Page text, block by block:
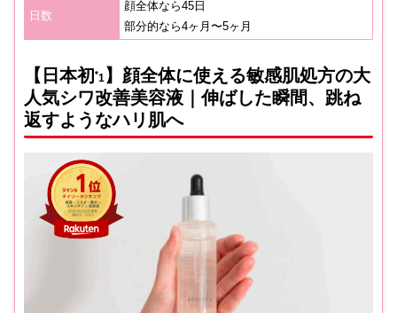
日数
顔全体なら45日
部分的なら4ヶ月〜5ヶ月
【日本初 *1 】顔全体に使える敏感肌処方の大
人気シワ改善美容液｜伸ばした瞬間、跳ね
返すようなハリ肌へ